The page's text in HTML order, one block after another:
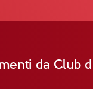
da Club